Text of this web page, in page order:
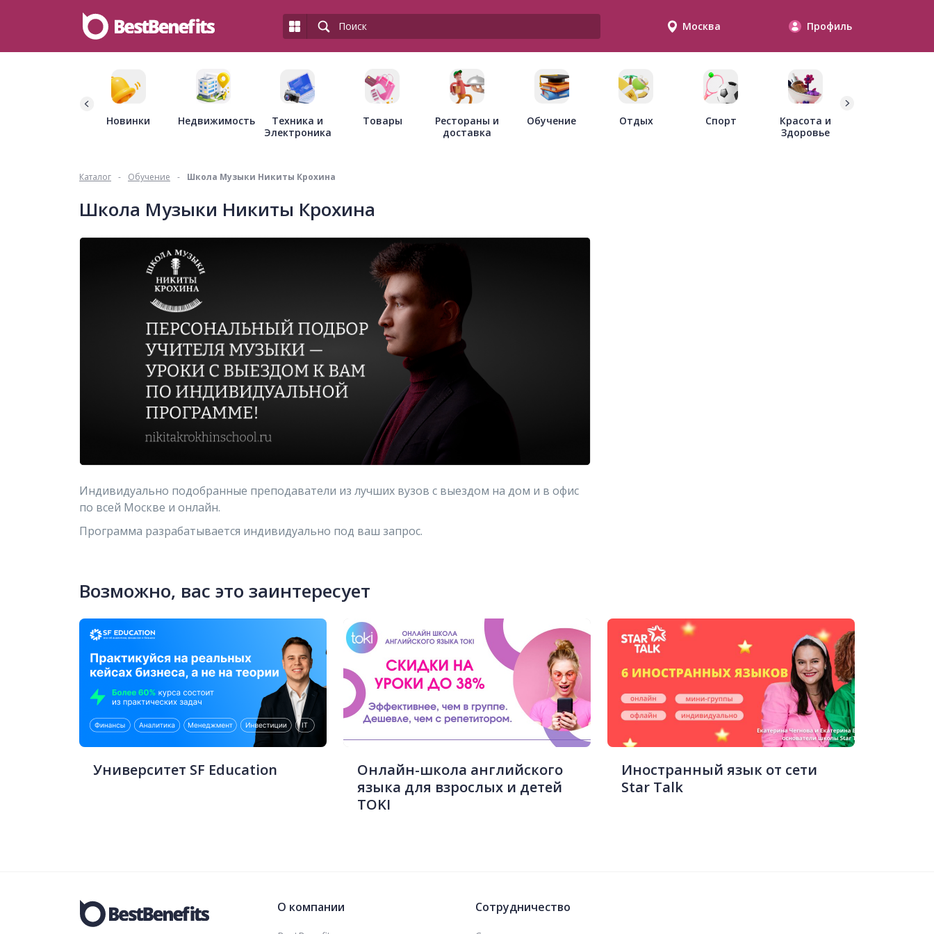
Москва Профиль
Новинки Недвижимость
Техника и
Электроника
Товары
Рестораны и
доставка
Обучение Отдых Спорт
Красота и
Здоровье
Каталог - Обучение - Школа Музыки Никиты Крохина
Школа Музыки Никиты Крохина
Индивидуально подобранные преподаватели из лучших вузов с выездом на дом и в офис
по всей Москве и онлайн.
Программа разрабатывается индивидуально под ваш запрос.
Возможно, вас это заинтересует
Университет SF Education
Онлайн-школа английского
языка для взрослых и детей
TOKI
Иностранный язык от сети
Star Talk
О компании Сотрудничество